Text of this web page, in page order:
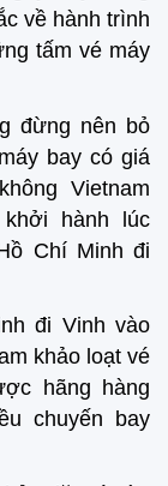
về hành trình
tấm vé máy
đừng nên bỏ
bay có giá
Vietnam
hành lúc
Chí Minh đi
đi Vinh vào
khảo loạt vé
hãng hàng
chuyến bay